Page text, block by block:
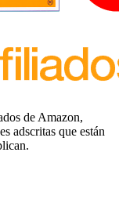
de Amazon,
adscritas que están